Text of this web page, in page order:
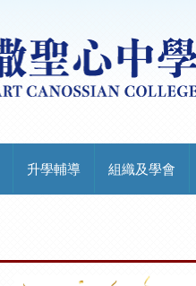
升學輔導 組織及學會